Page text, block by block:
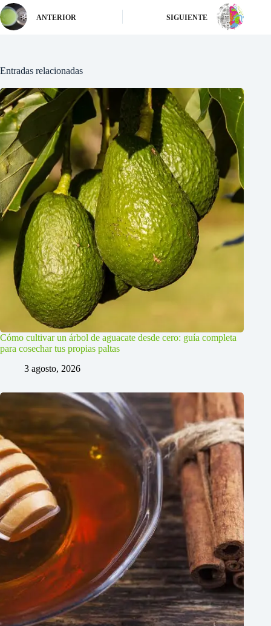
ANTERIOR SIGUIENTE
Entradas relacionadas
Cómo cultivar un árbol de aguacate desde cero: guía completa
para cosechar tus propias paltas
3 agosto, 2026